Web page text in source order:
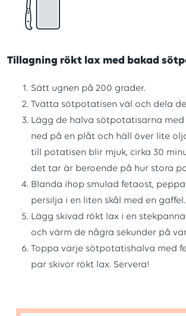
Tillagning rökt lax med bakad
Sätt ugnen på 200 grader.
Tvätta sötpotatisen väl och dela
Lägg de halva sötpotatisarna
ned på en plåt och häll över lite
till potatisen blir mjuk, cirka 30
det tar är beroende på hur stora
Blanda ihop smulad fetaost,
persilja i en liten skål med en gaffel.
Lägg skivad rökt lax i en
och värm de några sekunder på
Toppa varje sötpotatishalva med
par skivor rökt lax. Servera!